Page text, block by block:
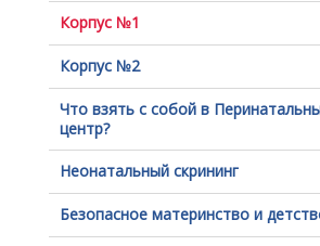
Корпус №1
Корпус №2
Что взять с собой в
центр?
Неонатальный скрининг
Безопасное материнство и